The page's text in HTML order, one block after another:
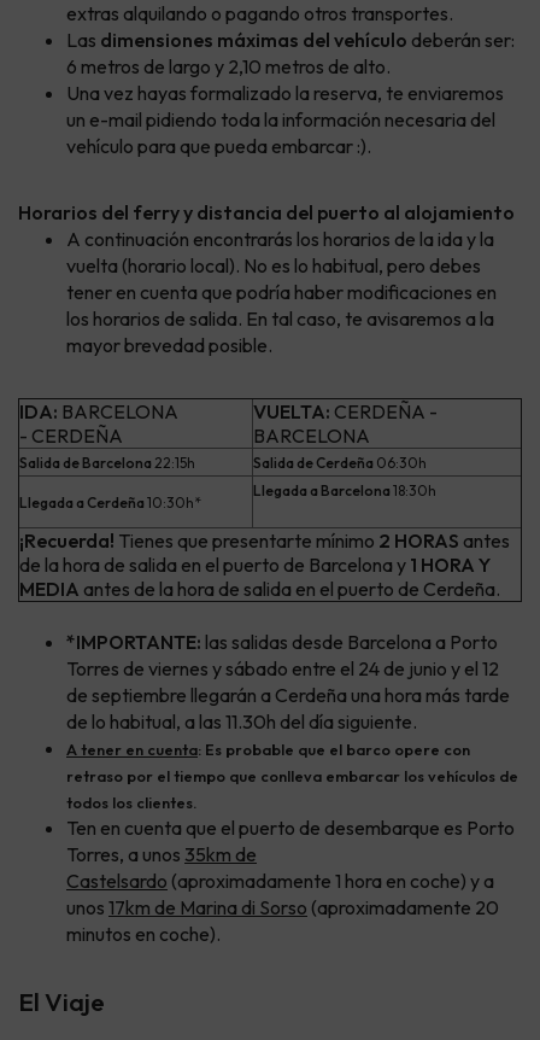
extras alquilando o pagando otros transportes.
Las dimensiones máximas del vehículo deberán ser:
6 metros de largo y 2,10 metros de alto.
Una vez hayas formalizado la reserva, te enviaremos
un e-mail pidiendo toda la información necesaria del
vehículo para que pueda embarcar :).
Horarios del ferry y distancia del puerto al alojamiento
A continuación encontrarás los horarios de la ida y la
vuelta (horario local). No es lo habitual, pero debes
tener en cuenta que podría haber modificaciones en
los horarios de salida. En tal caso, te avisaremos a la
mayor brevedad posible.
IDA: BARCELONA
- CERDEÑA
VUELTA: CERDEÑA -
BARCELONA
Salida de Barcelona 22:15h Salida de Cerdeña 06:30h
Llegada a Cerdeña 10:30h*
Llegada a Barcelona 18:30h
¡Recuerda! Tienes que presentarte mínimo 2 HORAS antes
de la hora de salida en el puerto de Barcelona y 1 HORA Y
MEDIA antes de la hora de salida en el puerto de Cerdeña.
*IMPORTANTE: las salidas desde Barcelona a Porto
Torres de viernes y sábado entre el 24 de junio y el 12
de septiembre llegarán a Cerdeña una hora más tarde
de lo habitual, a las 11.30h del día siguiente.
A tener en cuenta: Es probable que el barco opere con
retraso por el tiempo que conlleva embarcar los vehículos de
todos los clientes.
Ten en cuenta que el puerto de desembarque es Porto
Torres, a unos 35km de
Castelsardo (aproximadamente 1 hora en coche) y a
unos 17km de Marina di Sorso (aproximadamente 20
minutos en coche).
El Viaje